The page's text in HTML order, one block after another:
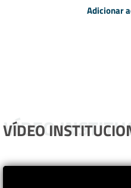
Adicionar
VÍDEO
VÍDEO